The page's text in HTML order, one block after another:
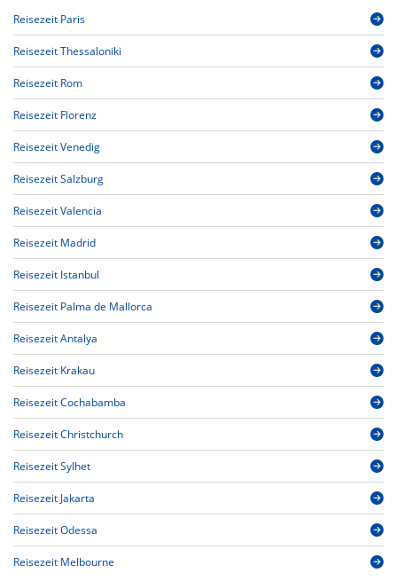
Reisezeit Paris
Reisezeit Thessaloniki
Reisezeit Rom
Reisezeit Florenz
Reisezeit Venedig
Reisezeit Salzburg
Reisezeit Valencia
Reisezeit Madrid
Reisezeit Istanbul
Reisezeit Palma de Mallorca
Reisezeit Antalya
Reisezeit Krakau
Reisezeit Cochabamba
Reisezeit Christchurch
Reisezeit Sylhet
Reisezeit Jakarta
Reisezeit Odessa
Reisezeit Melbourne